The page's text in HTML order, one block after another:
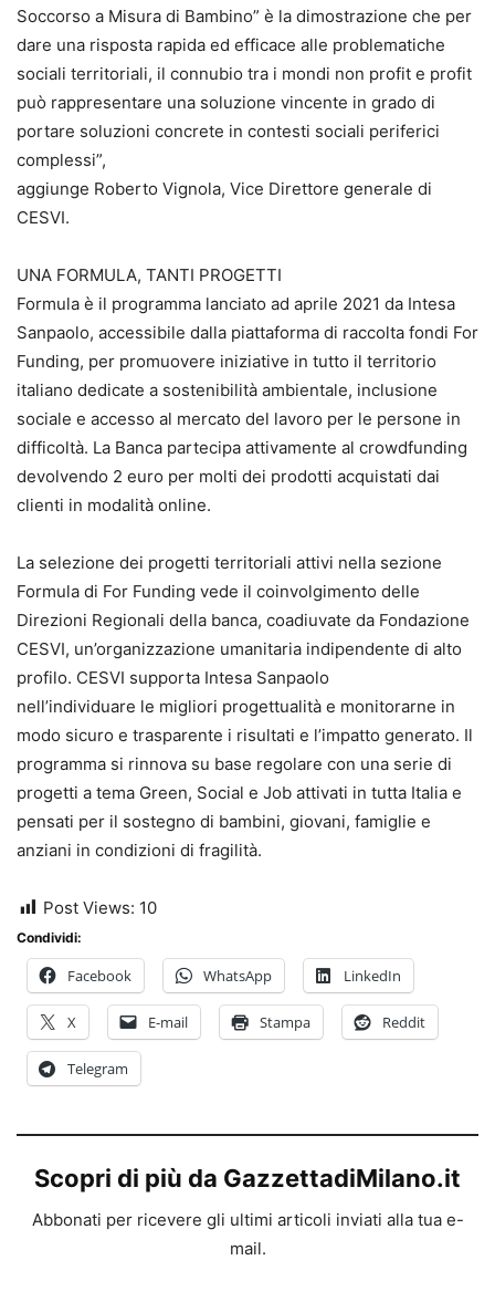
Soccorso a Misura di Bambino” è la dimostrazione che per
dare una risposta rapida ed efficace alle problematiche
sociali territoriali, il connubio tra i mondi non profit e profit
può rappresentare una soluzione vincente in grado di
portare soluzioni concrete in contesti sociali periferici
complessi”,
aggiunge Roberto Vignola, Vice Direttore generale di
CESVI.
UNA FORMULA, TANTI PROGETTI
Formula è il programma lanciato ad aprile 2021 da Intesa
Sanpaolo, accessibile dalla piattaforma di raccolta fondi For
Funding, per promuovere iniziative in tutto il territorio
italiano dedicate a sostenibilità ambientale, inclusione
sociale e accesso al mercato del lavoro per le persone in
difficoltà. La Banca partecipa attivamente al crowdfunding
devolvendo 2 euro per molti dei prodotti acquistati dai
clienti in modalità online.
La selezione dei progetti territoriali attivi nella sezione
Formula di For Funding vede il coinvolgimento delle
Direzioni Regionali della banca, coadiuvate da Fondazione
CESVI, un’organizzazione umanitaria indipendente di alto
profilo. CESVI supporta Intesa Sanpaolo
nell’individuare le migliori progettualità e monitorarne in
modo sicuro e trasparente i risultati e l’impatto generato. Il
programma si rinnova su base regolare con una serie di
progetti a tema Green, Social e Job attivati in tutta Italia e
pensati per il sostegno di bambini, giovani, famiglie e
anziani in condizioni di fragilità.
Post Views: 10
Condividi:
Facebook WhatsApp LinkedIn
X E-mail Stampa Reddit
Telegram
Scopri di più da GazzettadiMilano.it
Abbonati per ricevere gli ultimi articoli inviati alla tua e-
mail.